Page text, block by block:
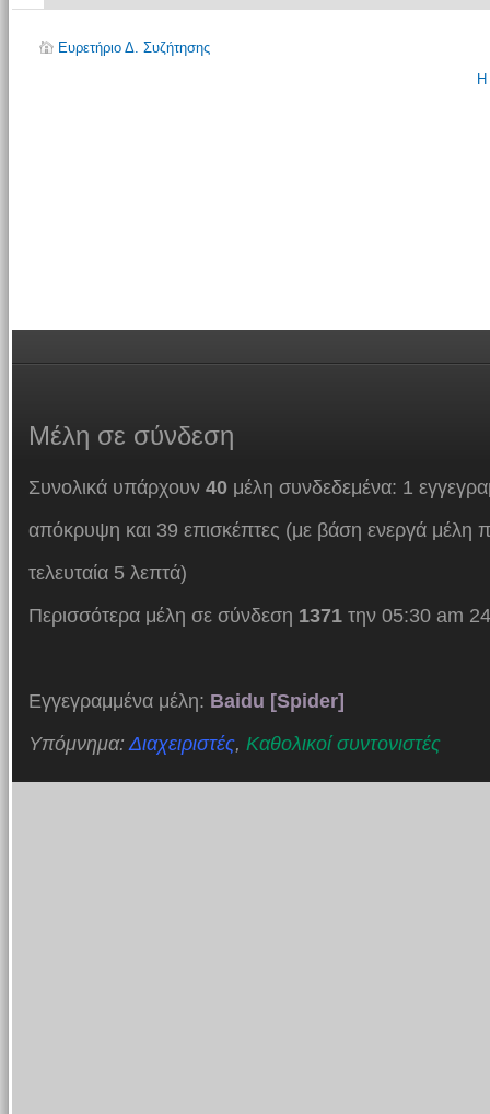
Ευρετήριο Δ. Συζήτησης
Η
Μέλη σε σύνδεση
Συνολικά υπάρχουν 40μέλη συνδεδεμένα: 1
απόκρυψη και 39 επισκέπτες (με βάση ενεργά μέλη
τελευταία 5 λεπτά)
Περισσότερα μέλη σε σύνδεση 1371την 05:30 am
Εγγεγραμμένα μέλη: Baidu [Spider]
Υπόμνημα:Διαχειριστές, Καθολικοί συντονιστές